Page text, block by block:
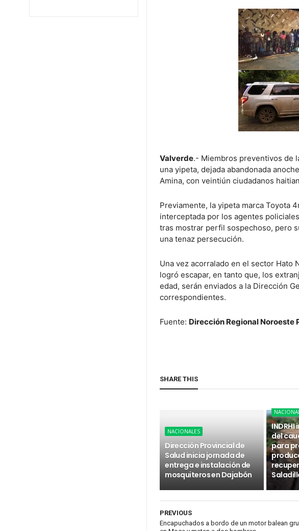
Valverde.- Miembros preventivos de
una yipeta, dejada abandonada
Amina, con veintiún ciudadanos
Previamente, la yipeta marca Toyota
interceptada por los agentes
tras mostrar perfil sospechoso, pero
una tenaz persecución.
Una vez acorralado en el sector Hato
logró escapar, en tanto que, los
edad, serán enviados a la Dirección
correspondientes.
Fuente: Dirección Regional Noroeste
SHARE THIS
NACIONALES
Dirección Provincial de
Salud inicia jornada de
entrega e instalación de
mosquiteros en Dajabón
del
para
PREVIOUS
Encapuchados a bordo de un motor balean